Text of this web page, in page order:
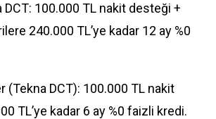
DCT: 100.000 TL nakit desteği +
240.000 TL’ye kadar 12 ay %0
(Tekna DCT): 100.000 TL nakit
TL’ye kadar 6 ay %0 faizli kredi.